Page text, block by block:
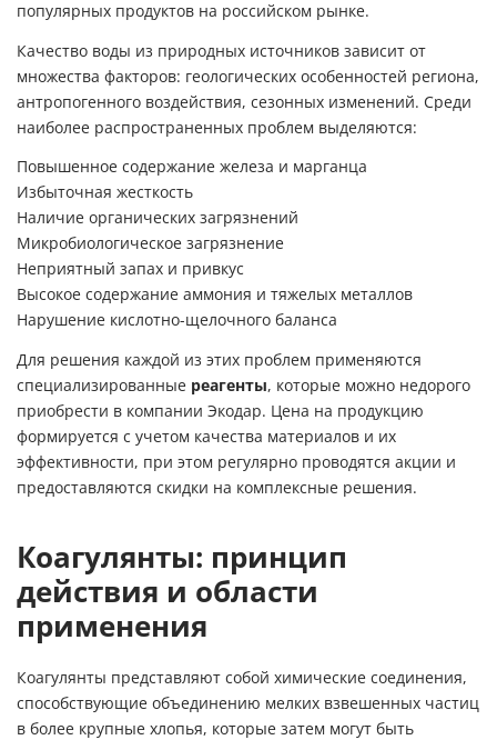
популярных продуктов на российском рынке.
Качество воды из природных источников зависит от
множества факторов: геологических особенностей региона,
антропогенного воздействия, сезонных изменений. Среди
наиболее распространенных проблем выделяются:
Повышенное содержание железа и марганца
Избыточная жесткость
Наличие органических загрязнений
Микробиологическое загрязнение
Неприятный запах и привкус
Высокое содержание аммония и тяжелых металлов
Нарушение кислотно-щелочного баланса
Для решения каждой из этих проблем применяются
специализированные реагенты, которые можно недорого
приобрести в компании Экодар. Цена на продукцию
формируется с учетом качества материалов и их
эффективности, при этом регулярно проводятся акции и
предоставляются скидки на комплексные решения.
Коагулянты: принцип
действия и области
применения
Коагулянты представляют собой химические соединения,
способствующие объединению мелких взвешенных частиц
в более крупные хлопья, которые затем могут быть